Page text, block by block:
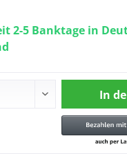
2-5 Banktage in
In